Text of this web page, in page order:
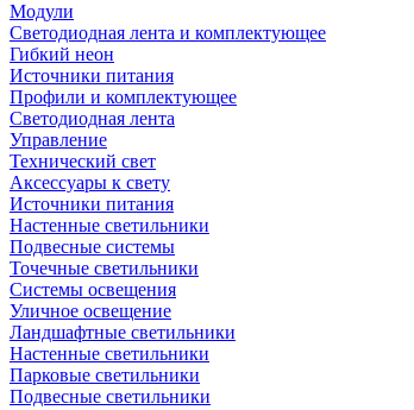
Модули
Светодиодная лента и комплектующее
Гибкий неон
Источники питания
Профили и комплектующее
Светодиодная лента
Управление
Технический свет
Аксессуары к свету
Источники питания
Настенные светильники
Подвесные системы
Точечные светильники
Системы освещения
Уличное освещение
Ландшафтные светильники
Настенные светильники
Парковые светильники
Подвесные светильники